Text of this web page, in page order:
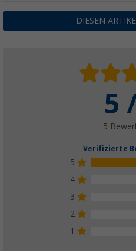
ab 149,
Alb Filter
49,90€
DIESEN
5
5
Verifizierte
5
4
3
2
1